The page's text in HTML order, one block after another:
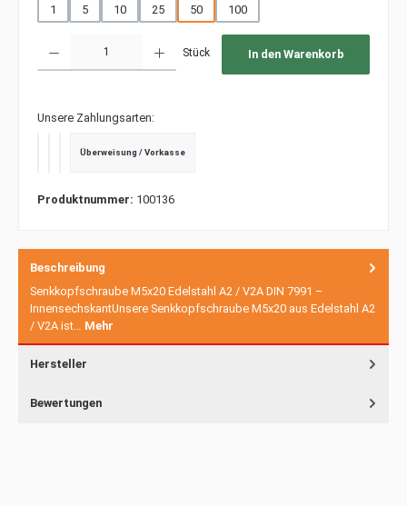
1
5 10 25 50 100
Stück In den Warenkorb
Unsere Zahlungsarten:
Überweisung / Vorkasse
Produktnummer: 100136
Beschreibung
Senkkopfschraube M5x20 Edelstahl A2 / V2A DIN 7991 –
InnensechskantUnsere Senkkopfschraube M5x20 aus Edelstahl A2
/ V2A ist… Mehr
Hersteller
Bewertungen